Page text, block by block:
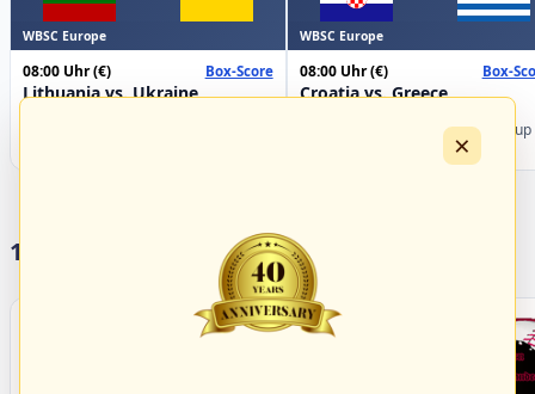
WBSC Europe
08:00 Uhr(€) Box-Score
Lithuania vs. Ukraine
WBSC Europe
08:00 Uhr(€) Box-
Croatia vs. Greece
Championship B Pool 2026 - Group
17 Vereine im S/HBV
×